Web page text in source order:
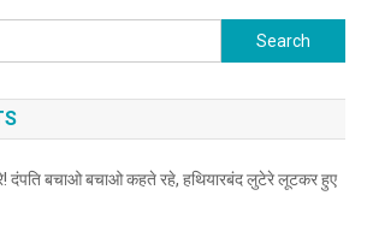
Search for:
दंपति बचाओ बचाओ कहते रहे, हथियारबंद लुटेरे लूटकर हुए